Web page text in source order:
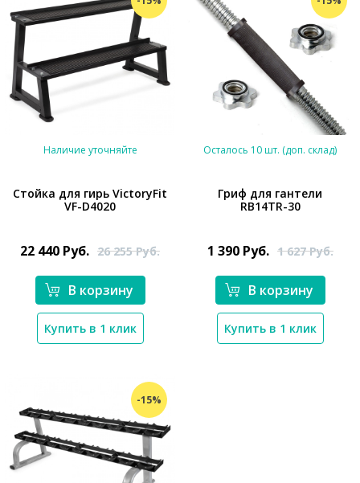
Наличие уточняйте
Стойка для гирь VictoryFit
VF-D4020
22 440 Руб. 26 255Руб.
В корзину
Купить в 1 клик
Осталось 10 шт. (доп. склад)
Гриф для гантели
RB14TR-30
1 390 Руб. 1 627Руб.
В корзину
Купить в 1 клик
-15%